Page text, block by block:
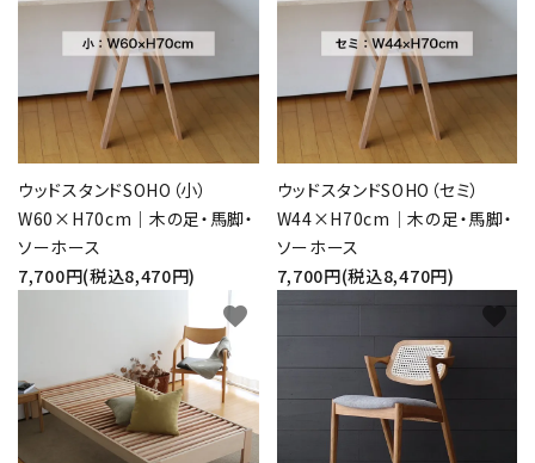
ウッドスタンドSOHO（小）
W60×H70cm｜木の足・馬脚・
ソーホース
7,700円(税込8,470円)
ウッドスタンドSOHO（セミ）
W44×H70cm｜木の足・馬脚・
ソーホース
7,700円(税込8,470円)
favorite favorite